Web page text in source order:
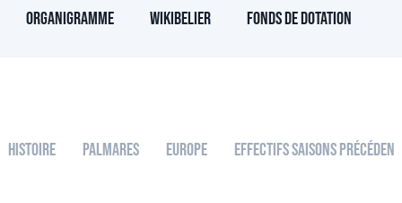
Organigramme Wikibelier Fonds de dotation
Histoire Palmares Europe Effectifs Saisons